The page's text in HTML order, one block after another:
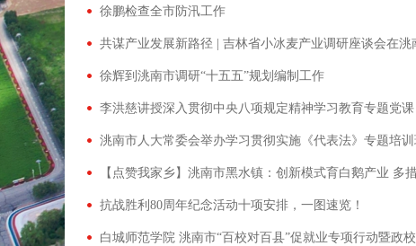
徐鹏检查全市防汛工作
共谋产业发展新路径 | 吉林省小冰麦产业调研座谈会在洮
徐辉到洮南市调研“十五五”规划编制工作
李洪慈讲授深入贯彻中央八项规定精神学习教育专题党课
洮南市人大常委会举办学习贯彻实施《代表法》专题培
【点赞我家乡】洮南市黑水镇：创新模式育白鹅产业 多
抗战胜利80周年纪念活动十项安排，一图速览！
白城师范学院 洮南市“百校对百县”促就业专项行动暨政